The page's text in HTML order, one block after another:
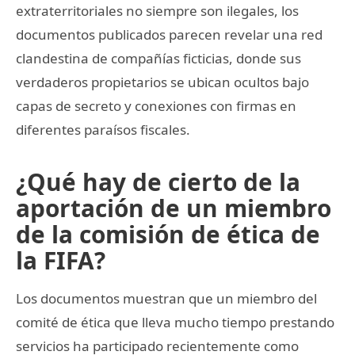
extraterritoriales no siempre son ilegales, los
documentos publicados parecen revelar una red
clandestina de compañías ficticias, donde sus
verdaderos propietarios se ubican ocultos bajo
capas de secreto y conexiones con firmas en
diferentes paraísos fiscales.
¿Qué hay de cierto de la
aportación de un miembro
de la comisión de ética de
la FIFA?
Los documentos muestran que un miembro del
comité de ética que lleva mucho tiempo prestando
servicios ha participado recientemente como